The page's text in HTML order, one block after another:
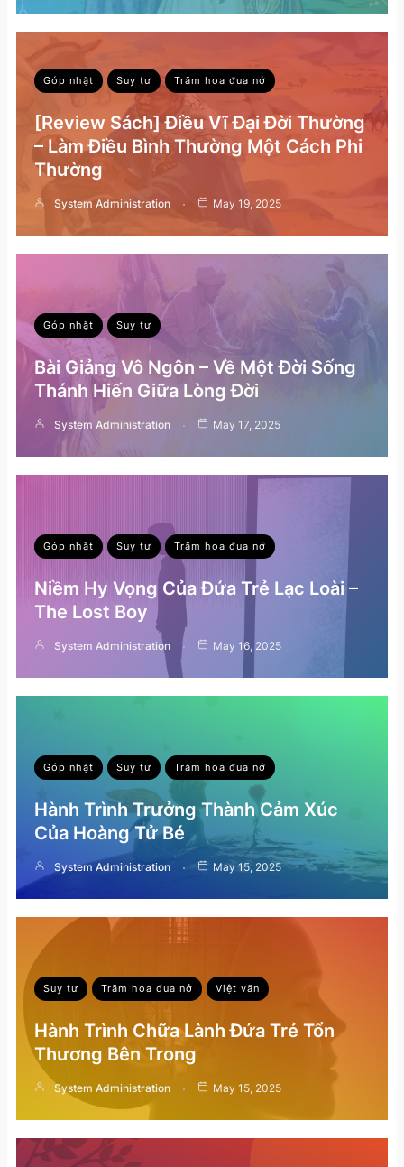
Góp nhặt Suy tư Trăm hoa đua nở
[Review Sách] Điều Vĩ Đại Đời Thường
– Làm Điều Bình Thường Một Cách Phi
Thường
System Administration May 19, 2025
Góp nhặt Suy tư
Bài Giảng Vô Ngôn – Về Một Đời Sống
Thánh Hiến Giữa Lòng Đời
System Administration May 17, 2025
Góp nhặt Suy tư Trăm hoa đua nở
Niềm Hy Vọng Của Đứa Trẻ Lạc Loài –
The Lost Boy
System Administration May 16, 2025
Góp nhặt Suy tư Trăm hoa đua nở
Hành Trình Trưởng Thành Cảm Xúc
Của Hoàng Tử Bé
System Administration May 15, 2025
Suy tư Trăm hoa đua nở Việt văn
Hành Trình Chữa Lành Đứa Trẻ Tổn
Thương Bên Trong
System Administration May 15, 2025